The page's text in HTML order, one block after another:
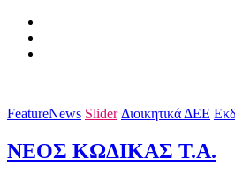
FeatureNews Slider Διοικητικά ΔΕΕ
ΝΕΟΣ ΚΩΔΙΚΑΣ Τ.Α.